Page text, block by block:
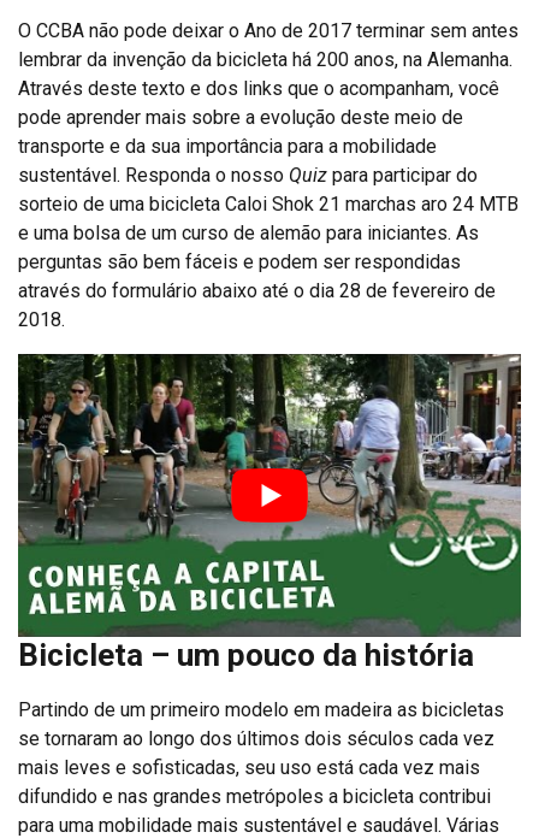
O CCBA não pode deixar o Ano de 2017 terminar sem antes
lembrar da invenção da bicicleta há 200 anos, na Alemanha.
Através deste texto e dos links que o acompanham, você
pode aprender mais sobre a evolução deste meio de
transporte e da sua importância para a mobilidade
sustentável. Responda o nosso Quiz para participar do
sorteio de uma bicicleta Caloi Shok 21 marchas aro 24 MTB
e uma bolsa de um curso de alemão para iniciantes. As
perguntas são bem fáceis e podem ser respondidas
através do formulário abaixo até o dia 28 de fevereiro de
2018.
Bicicleta – um pouco da história
Partindo de um primeiro modelo em madeira as bicicletas
se tornaram ao longo dos últimos dois séculos cada vez
mais leves e sofisticadas, seu uso está cada vez mais
difundido e nas grandes metrópoles a bicicleta contribui
para uma mobilidade mais sustentável e saudável. Várias